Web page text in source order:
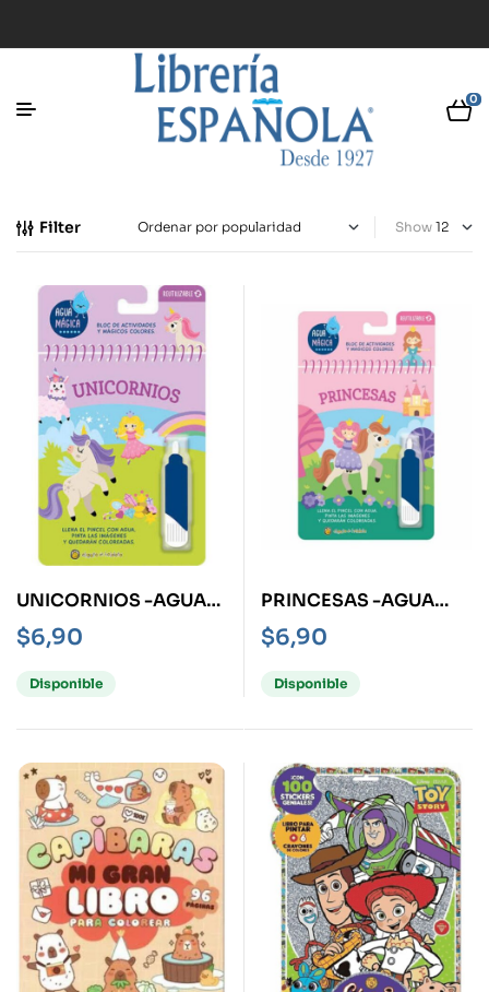
0
Filter Show
UNICORNIOS -AGUA
MÁGICA-
$6,90
Disponible
PRINCESAS -AGUA
MÁGICA-
$6,90
Disponible